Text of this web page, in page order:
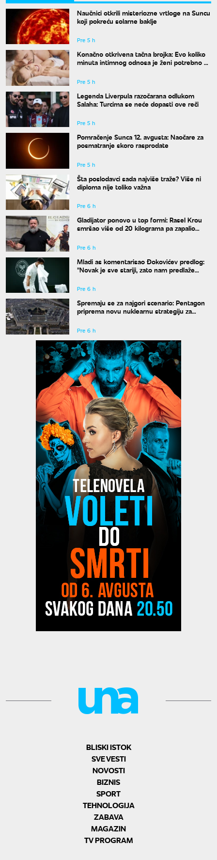
Naučnici otkrili misteriozne vrtloge na Suncu
koji pokreću solarne baklje
Pre 5 h
Konačno otkrivena tačna brojka: Evo koliko
minuta intimnog odnosa je ženi potrebno da
Pre 5 h
Legenda Liverpula razočarana odlukom
Salaha: Turcima se neće dopasti ove reči
Pre 5 h
Pomračenje Sunca 12. avgusta: Naočare za
posmatranje skoro rasprodate
Pre 5 h
Šta poslodavci sada najviše traže? Više ni
diploma nije toliko važna
Pre 6 h
Gladijator ponovo u top formi: Rasel Krou
smršao više od 20 kilograma pa zapalio
Pre 6 h
Mladi as komentarisao Đokovićev predlog:
"Novak je sve stariji, zato nam predlaže
Pre 6 h
Spremaju se za najgori scenario: Pentagon
priprema novu nuklearnu strategiju za
Pre 6 h
BLISKI ISTOK
SVE VESTI
NOVOSTI
BIZNIS
SPORT
TEHNOLOGIJA
ZABAVA
MAGAZIN
TV PROGRAM